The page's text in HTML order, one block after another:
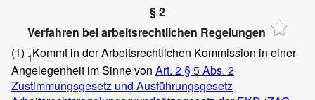
§ 2
Verfahren bei arbeitsrechtlichen Regelungen
(1) 1Kommt in der Arbeitsrechtlichen Kommission in einer
Angelegenheit im Sinne von Art. 2 § 5 Abs. 2
Zustimmungsgesetz und Ausführungsgesetz